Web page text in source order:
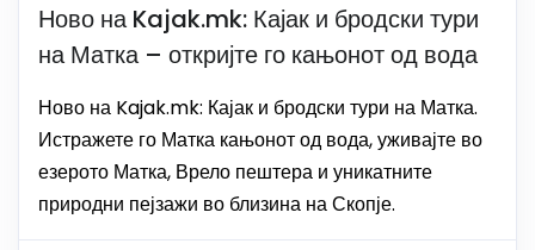
Ново на Kajak.mk: Кајак и бродски тури
на Матка – откријте го кањонот од вода
Ново на Kajak.mk: Кајак и бродски тури на Матка.
Истражете го Матка кањонот од вода, уживајте во
езерото Матка, Врело пештера и уникатните
природни пејзажи во близина на Скопје.